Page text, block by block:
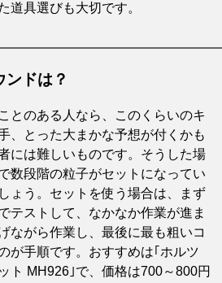
道具選びも大切です。
ンドは？
とのある人なら、このくらいのキ
、とった大まかな予想が付くかも
には難しいものです。そうした場
数段階の粒子がセットになってい
ょう。セットを使う場合は、まず
テストして、なかなか作業が進ま
ながら作業し、最後に最も粗いコ
が手順です。おすすめは｢ホルツ
ト MH926｣で、価格は700～800円